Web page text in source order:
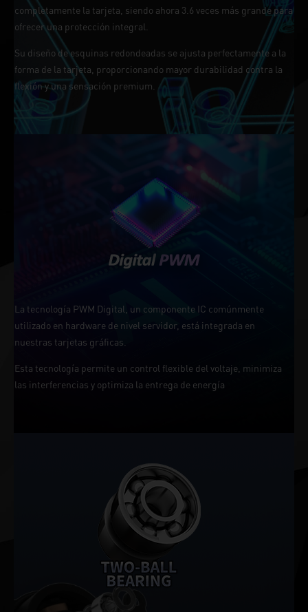
completamente la tarjeta, siendo ahora 3.6 veces más grande para
ofrecer una protección integral.
Su diseño de esquinas redondeadas se ajusta perfectamente a la
forma de la tarjeta, proporcionando mayor durabilidad contra la
flexión y una sensación premium.
La tecnología PWM Digital, un componente IC comúnmente
utilizado en hardware de nivel servidor, está integrada en
nuestras tarjetas gráficas.
Esta tecnología permite un control flexible del voltaje, minimiza
las interferencias y optimiza la entrega de energía